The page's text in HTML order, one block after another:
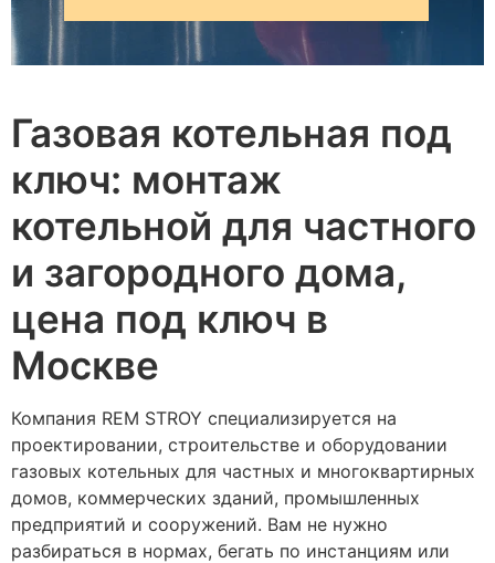
Газовая котельная под
ключ: монтаж
котельной для частного
и загородного дома,
цена под ключ в
Москве
Компания REM STROY специализируется на
проектировании, строительстве и оборудовании
газовых котельных для частных и многоквартирных
домов, коммерческих зданий, промышленных
предприятий и сооружений. Вам не нужно
разбираться в нормах, бегать по инстанциям или